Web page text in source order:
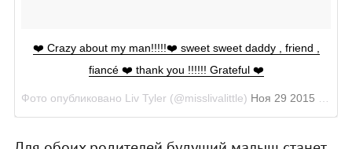
❤️ Crazy about my man!!!!!❤️ sweet sweet daddy , friend ,
fiancé ❤️ thank you !!!!!! Grateful ❤️
Фото опубликовано Liv Tyler (@misslivalittle) Ноя 29 2015 в 5:36 PST